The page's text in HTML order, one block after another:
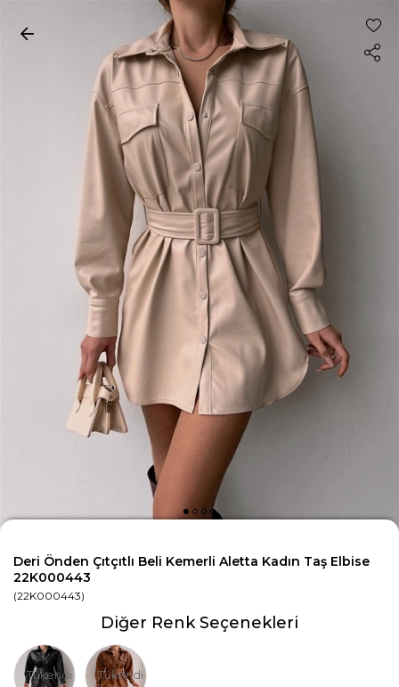
Deri Önden Çıtçıtlı Beli Kemerli Aletta Kadın Taş Elbise
22K000443
(22K000443)
Diğer Renk Seçenekleri
Tükendi Tükendi